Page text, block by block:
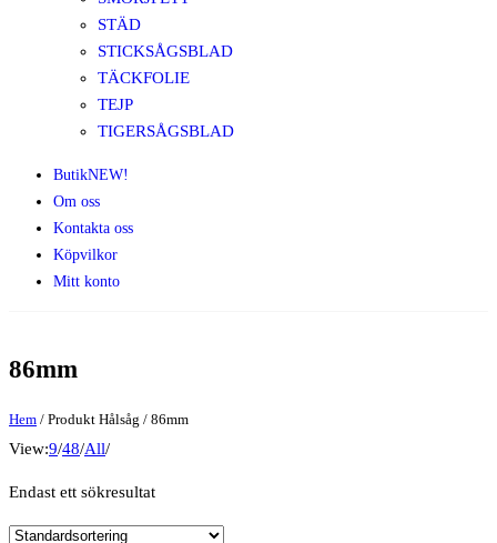
STÄD
STICKSÅGSBLAD
TÄCKFOLIE
TEJP
TIGERSÅGSBLAD
ButikNEW!
Om oss
Kontakta oss
Köpvilkor
Mitt konto
86mm
Hem / Produkt Hålsåg / 86mm
View:9/48/All/
Endast ett sökresultat